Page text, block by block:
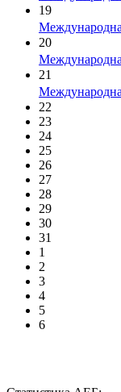
19
20
21
22
23
24
25
26
27
28
29
30
31
1
2
3
4
5
6